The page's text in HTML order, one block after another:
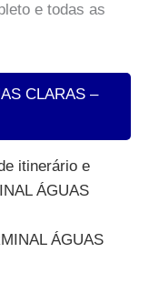
e todas as
CLARAS –
itinerário e
ÁGUAS
ÁGUAS